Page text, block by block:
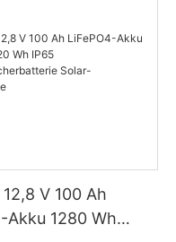
V 100 Ah
Akku 1280 Wh